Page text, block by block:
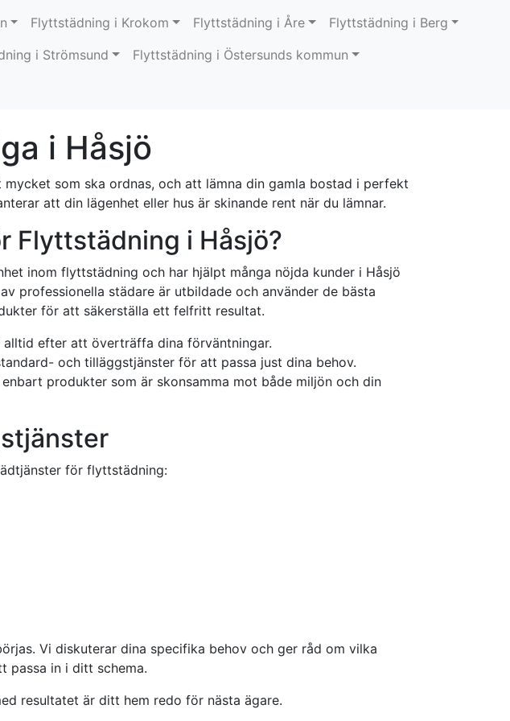
Flyttstädning i Krokom Flyttstädning i Åre
Flyttstädning i Berg
i Strömsund
Flyttstädning i Östersunds kommun
i Håsjö
som ska ordnas, och att lämna din gamla bostad i perfekt
att din lägenhet eller hus är skinande rent när du lämnar.
Flyttstädning i Håsjö?
inom flyttstädning och har hjälpt många nöjda kunder i Håsjö
professionella städare är utbildade och använder de bästa
för att säkerställa ett felfritt resultat.
alltid efter att överträffa dina förväntningar.
och tilläggstjänster för att passa just dina behov.
produkter som är skonsamma mot både miljön och din
för flyttstädning:
Vi diskuterar dina specifika behov och ger råd om vilka
passa in i ditt schema.
resultatet är ditt hem redo för nästa ägare.